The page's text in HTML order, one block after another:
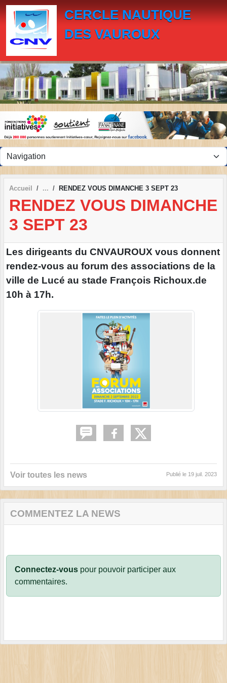
CERCLE NAUTIQUE
DES VAUROUX
Accueil RENDEZ VOUS DIMANCHE 3 SEPT 23
RENDEZ VOUS DIMANCHE
3 SEPT 23
Les dirigeants du CNVAUROUX vous donnent
rendez-vous au forum des associations de la
ville de Lucé au stade François Richoux.de
10h à 17h.
Voir toutes les news Publié le 19 juil. 2023
COMMENTEZ LA NEWS
Connectez-vous pour pouvoir participer aux
commentaires.
Panneau de gestion des cookies